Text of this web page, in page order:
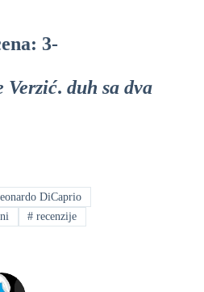
3-
Verzić. duh sa dva
DiCaprio
# recenzije